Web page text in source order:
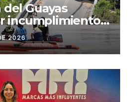
Guayas
incumplimiento
a la
CONORTE y
en
del puente
Cornejo, en
2026